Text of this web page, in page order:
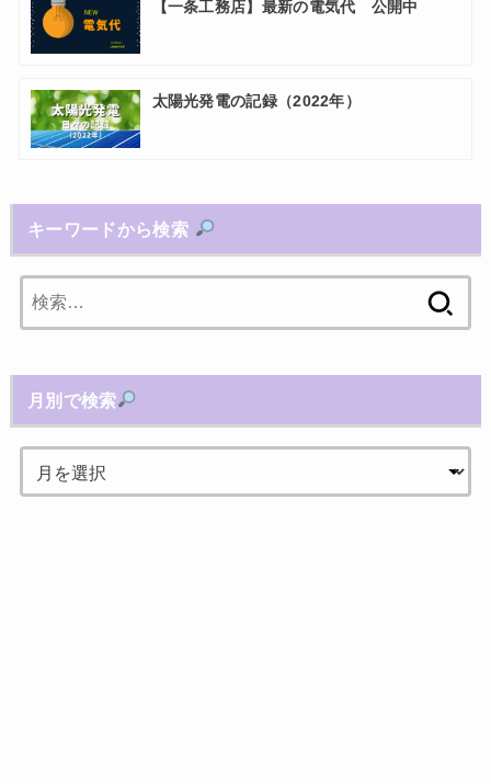
【一条工務店】最新の電気代 公開中
太陽光発電の記録（2022年）
キーワードから検索
索:
月別で検索